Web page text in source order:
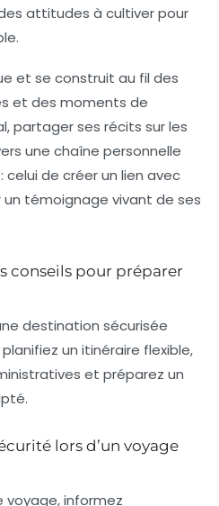
attitudes à cultiver pour
et se construit au fil des
et des moments de
partager ses récits sur les
une chaîne personnelle
de créer un lien avec
témoignage vivant de ses
conseils pour préparer
destination sécurisée
un itinéraire flexible,
et préparez un
lors d’un voyage
voyage, informez